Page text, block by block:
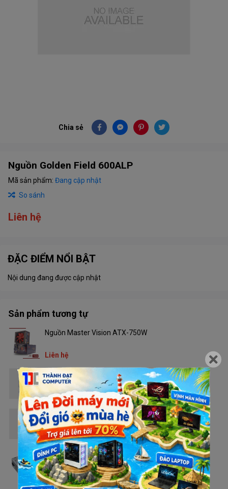
Chia sẻ
Nguồn Golden Field 600ALP
Mã sản phẩm: Đang cập nhật
So sánh
Liên hệ
ĐẶC ĐIỂM NỔI BẬT
Nội dung đang được cập nhật
Sản phẩm tương tự
Nguồn Master Vision ATX-750W
Liên hệ
Nguồn Golden Field Dragon GTX480
Liên hệ
Nguồn Golden Field Dragon GTX580_500W
Liên hệ
Nguồn Golden Field Smart Eye Plus3000_300W
Liên hệ